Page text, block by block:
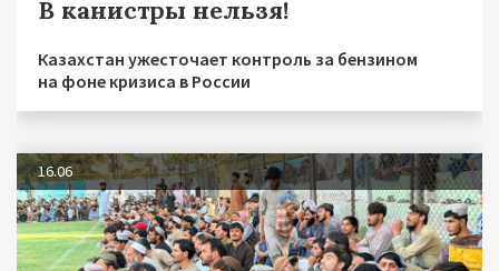
В канистры нельзя!
Казахстан ужесточает контроль за бензином
на фоне кризиса в России
16.06